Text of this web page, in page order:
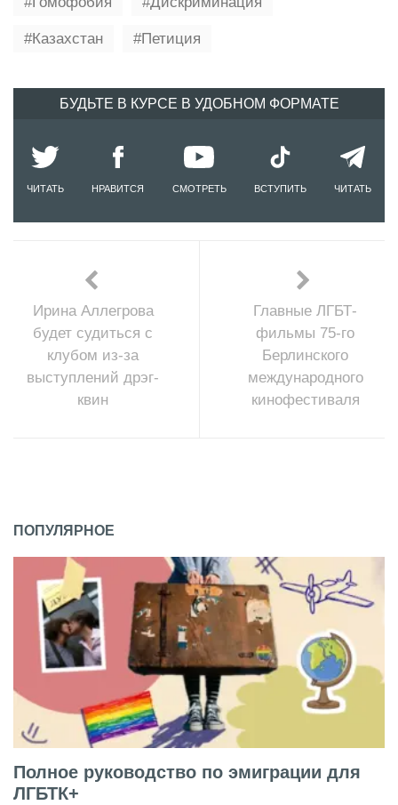
Казахстан Петиция
БУДЬТЕ В КУРСЕ В УДОБНОМ ФОРМАТЕ
ЧИТАТЬ НРАВИТСЯ СМОТРЕТЬ ВСТУПИТЬ ЧИТАТЬ
Ирина Аллегрова
будет судиться с
клубом из-за
выступлений дрэг-
квин
Главные ЛГБТ-
фильмы 75-го
Берлинского
международного
кинофестиваля
ПОПУЛЯРНОЕ
Полное руководство по эмиграции для
ЛГБТК+